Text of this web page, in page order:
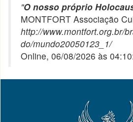
"O nosso próprio
MONTFORT Associação
http://www.montfort.org.br/
do/mundo20050123_1/
Online, 06/08/2026 às